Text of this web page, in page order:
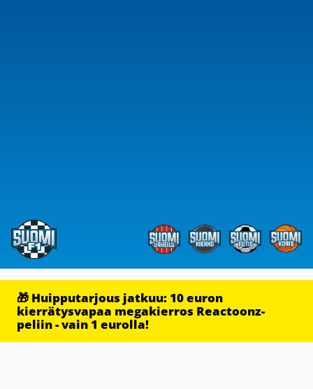
🎁 Huipputarjous jatkuu: 10 euron
kierrätysvapaa megakierros Reactoonz-
peliin - vain 1 eurolla!